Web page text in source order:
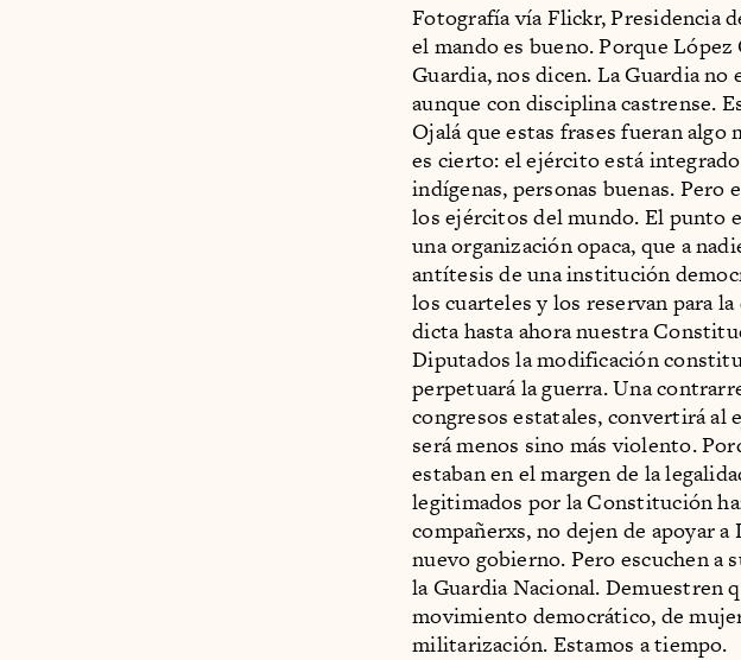
Fotografía vía Flickr, Presidencia
el mando es bueno. Porque
Guardia, nos dicen. La Guardia
aunque con disciplina castrense.
Ojalá que estas frases fueran algo
es cierto: el ejército está
indígenas, personas buenas. Pero
los ejércitos del mundo. El punto
una organización opaca, que a
antítesis de una institución
los cuarteles y los reservan para
dicta hasta ahora nuestra
Diputados la modificación
perpetuará la guerra. Una
congresos estatales, convertirá
será menos sino más violento.
estaban en el margen de la
legitimados por la Constitución
compañerxs, no dejen de apoyar
nuevo gobierno. Pero escuchen a
la Guardia Nacional. Demuestren
movimiento democrático, de
militarización. Estamos a tiempo.